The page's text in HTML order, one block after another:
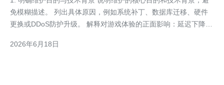
免模糊描述。 列出具体原因，例如系统补丁、数据库迁移、硬件
更换或DDoS防护升级。 解释对游戏体验的正面影响：延迟下降、
BGP、Anycast、L7防护）。 展示影响范围（仅韩国节点、亚洲节
2026年6月18日